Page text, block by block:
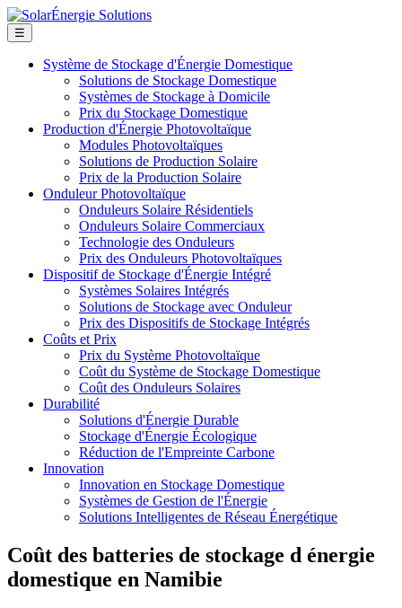
☰
Système de Stockage d'Énergie Domestique
Solutions de Stockage Domestique
Systèmes de Stockage à Domicile
Prix du Stockage Domestique
Production d'Énergie Photovoltaïque
Modules Photovoltaïques
Solutions de Production Solaire
Prix de la Production Solaire
Onduleur Photovoltaïque
Onduleurs Solaire Résidentiels
Onduleurs Solaire Commerciaux
Technologie des Onduleurs
Prix des Onduleurs Photovoltaïques
Dispositif de Stockage d'Énergie Intégré
Systèmes Solaires Intégrés
Solutions de Stockage avec Onduleur
Prix des Dispositifs de Stockage Intégrés
Coûts et Prix
Prix du Système Photovoltaïque
Coût du Système de Stockage Domestique
Coût des Onduleurs Solaires
Durabilité
Solutions d'Énergie Durable
Stockage d'Énergie Écologique
Réduction de l'Empreinte Carbone
Innovation
Innovation en Stockage Domestique
Systèmes de Gestion de l'Énergie
Solutions Intelligentes de Réseau Énergétique
Coût des batteries de stockage d énergie
domestique en Namibie